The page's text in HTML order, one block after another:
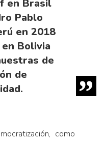
en Brasil
Pablo
en 2018
Bolivia
de
de
como